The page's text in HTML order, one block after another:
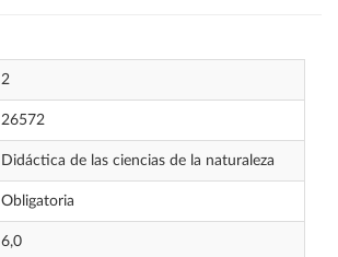
2
26572
Didáctica de las ciencias de la naturaleza
Obligatoria
6,0